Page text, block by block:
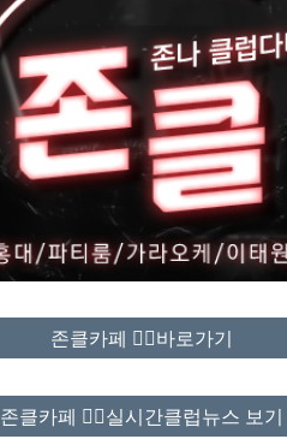
존클카페 ❤️‍🔥바로가기
존클카페 ❤️‍🔥실시간클럽뉴스 보기